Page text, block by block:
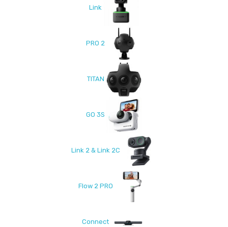
Link
PRO 2
TITAN
GO 3S
Link 2 & Link 2C
Flow 2 PRO
Connect